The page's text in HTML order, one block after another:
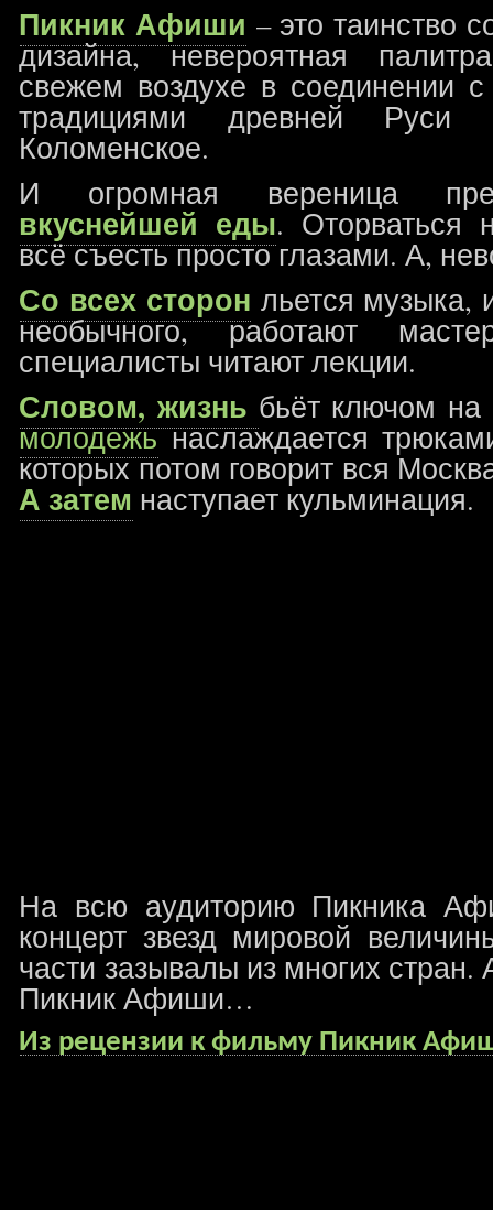
Пикник Афиши – это таинство
дизайна, невероятная
свежем воздухе в соединении
традициями древней Руси
Коломенское.
И огромная вереница
вкуснейшей еды. Оторваться
всё съесть просто глазами. А,
Со всех сторон льется музыка,
необычного, работают
специалисты читают лекции.
Словом, жизнь бьёт ключом
молодежьнаслаждается
которых потом говорит вся
А затем наступает кульминация.
На всю аудиторию Пикника
концерт звезд мировой
части зазывалы из многих стран.
Пикник Афиши…
Из рецензии к фильму Пикник